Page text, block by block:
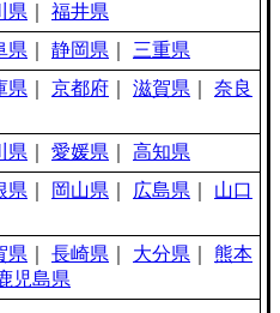
県
福井県
県 静岡県 三重県
県 京都府 滋賀県
奈良
県 愛媛県 高知県
県 岡山県 広島県
山口
県 長崎県 大分県
熊本
児島県